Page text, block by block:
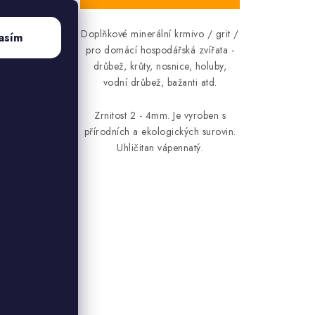
Doplňkové minerální krmivo / grit /
pro domácí hospodářská zvířata -
drůbež, krůty, nosnice, holuby,
vodní drůbež, bažanti atd.
Zrnitost 2 - 4mm. Je vyroben s
přírodních a ekologických surovin.
Uhličitan vápennatý.